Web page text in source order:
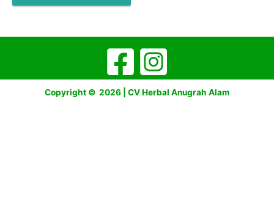
Copyright © 2026 | CV Herbal Anugrah Alam